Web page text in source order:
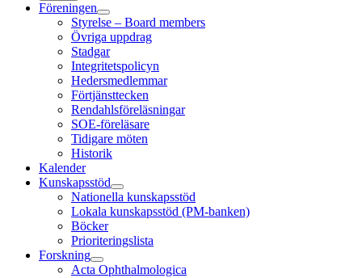
Föreningen
Styrelse – Board members
Övriga uppdrag
Stadgar
Integritetspolicyn
Hedersmedlemmar
Förtjänsttecken
Rendahlsföreläsningar
SOE-föreläsare
Tidigare möten
Historik
Kalender
Kunskapsstöd
Nationella kunskapsstöd
Lokala kunskapsstöd (PM-banken)
Böcker
Prioriteringslista
Forskning
Acta Ophthalmologica